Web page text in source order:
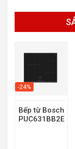
-24%
Bếp từ Bosch
PUC631BB2E